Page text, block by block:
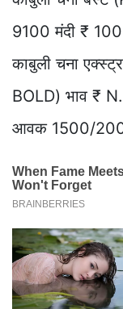
9100 मंदी ₹ 100
काबुली चना
BOLD) भाव ₹
आवक 1500/